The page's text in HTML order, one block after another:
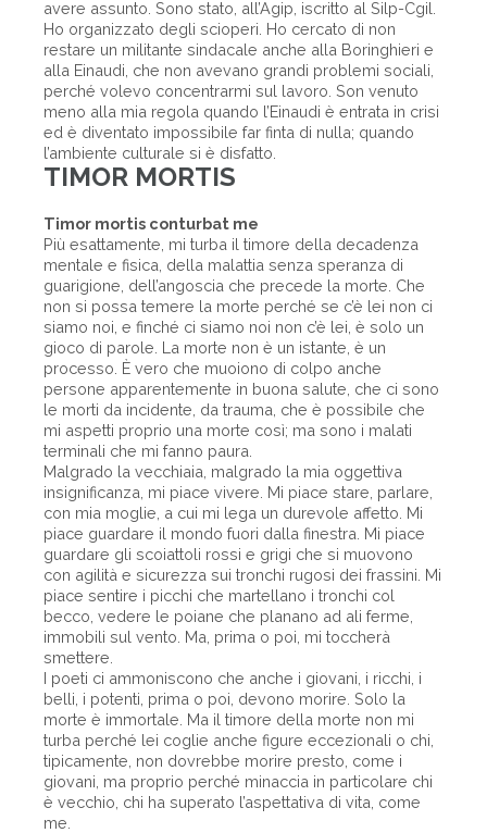
avere assunto. Sono stato, all’Agip, iscritto al Silp-Cgil.
Ho organizzato degli scioperi. Ho cercato di non
restare un militante sindacale anche alla Boringhieri e
alla Einaudi, che non avevano grandi problemi sociali,
perché volevo concentrarmi sul lavoro. Son venuto
meno alla mia regola quando l’Einaudi è entrata in crisi
ed è diventato impossibile far finta di nulla; quando
l’ambiente culturale si è disfatto.
TIMOR MORTIS
Timor mortis conturbat me
Più esattamente, mi turba il timore della decadenza
mentale e fisica, della malattia senza speranza di
guarigione, dell’angoscia che precede la morte. Che
non si possa temere la morte perché se c’è lei non ci
siamo noi, e finché ci siamo noi non c’è lei, è solo un
gioco di parole. La morte non è un istante, è un
processo. È vero che muoiono di colpo anche
persone apparentemente in buona salute, che ci sono
le morti da incidente, da trauma, che è possibile che
mi aspetti proprio una morte così; ma sono i malati
terminali che mi fanno paura.
Malgrado la vecchiaia, malgrado la mia oggettiva
insignificanza, mi piace vivere. Mi piace stare, parlare,
con mia moglie, a cui mi lega un durevole affetto. Mi
piace guardare il mondo fuori dalla finestra. Mi piace
guardare gli scoiattoli rossi e grigi che si muovono
con agilità e sicurezza sui tronchi rugosi dei frassini. Mi
piace sentire i picchi che martellano i tronchi col
becco, vedere le poiane che planano ad ali ferme,
immobili sul vento. Ma, prima o poi, mi toccherà
smettere.
I poeti ci ammoniscono che anche i giovani, i ricchi, i
belli, i potenti, prima o poi, devono morire. Solo la
morte è immortale. Ma il timore della morte non mi
turba perché lei coglie anche figure eccezionali o chi,
tipicamente, non dovrebbe morire presto, come i
giovani, ma proprio perché minaccia in particolare chi
è vecchio, chi ha superato l’aspettativa di vita, come
me.